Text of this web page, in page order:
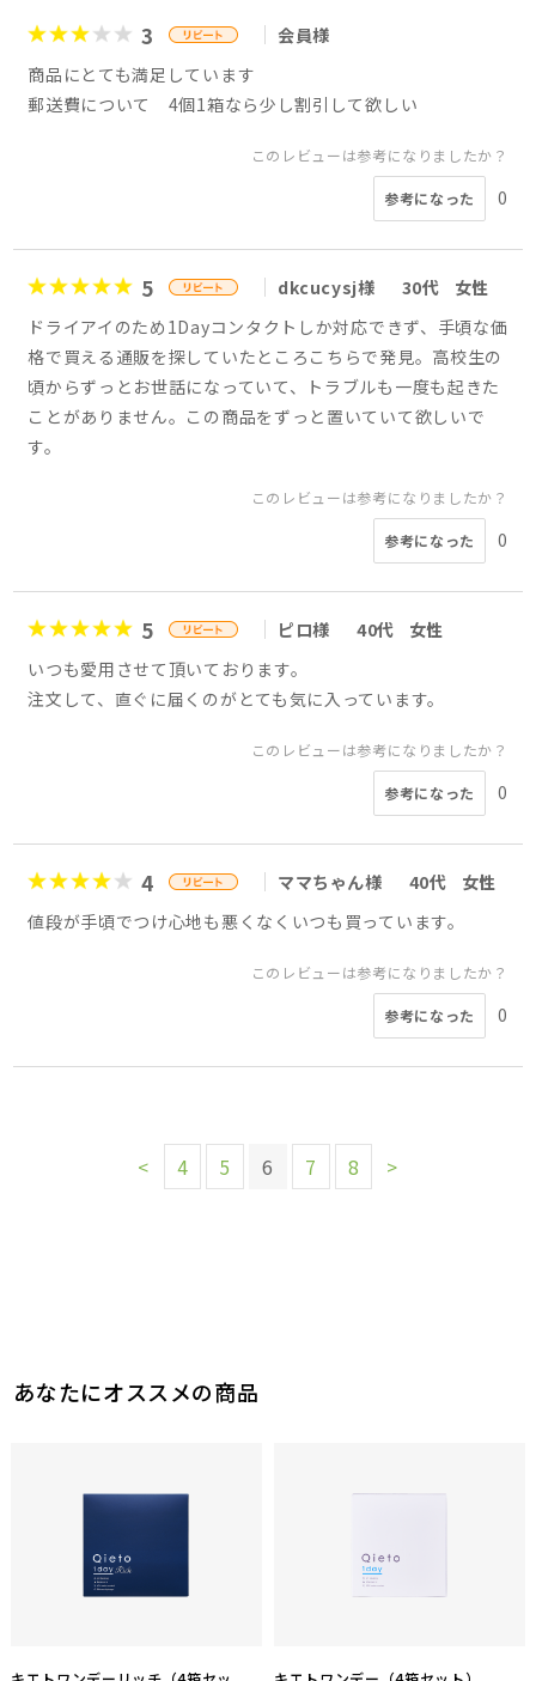
3
会員様
商品にとても満足しています
郵送費について 4個1箱なら少し割引して欲しい
このレビューは参考になりましたか？
参考になった 0
5 dkcucysj様 30代
女性
ドライアイのため1Dayコンタクトしか対応できず、手頃な価
格で買える通販を探していたところこちらで発見。高校生の
頃からずっとお世話になっていて、トラブルも一度も起きた
ことがありません。この商品をずっと置いていて欲しいで
す。
このレビューは参考になりましたか？
参考になった 0
5 ピロ様 40代
女性
いつも愛用させて頂いております。
注文して、直ぐに届くのがとても気に入っています。
このレビューは参考になりましたか？
参考になった 0
4 ママちゃん様 40代
女性
値段が手頃でつけ心地も悪くなくいつも買っています。
このレビューは参考になりましたか？
参考になった 0
< 4 5 6 7 8 >
あなたにオススメの商品